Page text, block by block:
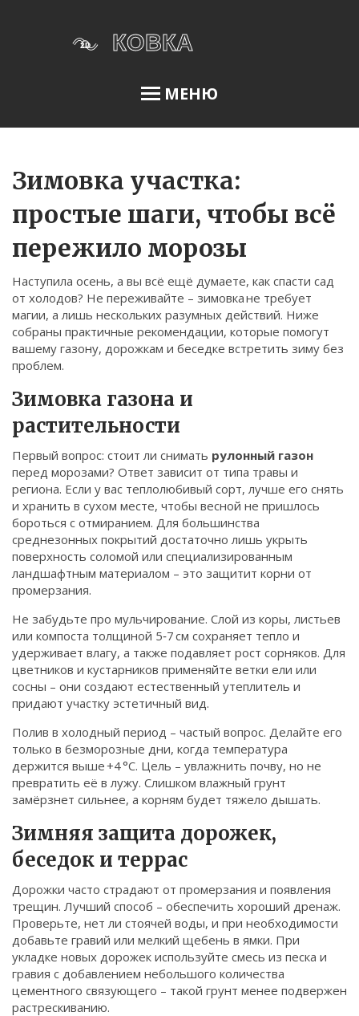
МЕНЮ
Меню
О нас
Условия использования
Политика конфиденциальности
ФЗ-152
Связаться
© 2026. Все права защищены.
Зимовка участка:
простые шаги, чтобы всё
пережило морозы
Наступила осень, а вы всё ещё думаете, как спасти сад
от холодов? Не переживайте – зимовка не требует
магии, а лишь нескольких разумных действий. Ниже
собраны практичные рекомендации, которые помогут
вашему газону, дорожкам и беседке встретить зиму без
проблем.
Зимовка газона и
растительности
Первый вопрос: стоит ли снимать рулонный газон
перед морозами? Ответ зависит от типа травы и
региона. Если у вас теплолюбивый сорт, лучше его снять
и хранить в сухом месте, чтобы весной не пришлось
бороться с отмиранием. Для большинства
среднезонных покрытий достаточно лишь укрыть
поверхность соломой или специализированным
ландшафтным материалом – это защитит корни от
промерзания.
Не забудьте про мульчирование. Слой из коры, листьев
или компоста толщиной 5‑7 см сохраняет тепло и
удерживает влагу, а также подавляет рост сорняков. Для
цветников и кустарников применяйте ветки ели или
сосны – они создают естественный утеплитель и
придают участку эстетичный вид.
Полив в холодный период – частый вопрос. Делайте его
только в безморозные дни, когда температура
держится выше +4 °C. Цель – увлажнить почву, но не
превратить её в лужу. Слишком влажный грунт
замёрзнет сильнее, а корням будет тяжело дышать.
Зимняя защита дорожек,
беседок и террас
Дорожки часто страдают от промерзания и появления
трещин. Лучший способ – обеспечить хороший дренаж.
Проверьте, нет ли стоячей воды, и при необходимости
добавьте гравий или мелкий щебень в ямки. При
укладке новых дорожек используйте смесь из песка и
гравия с добавлением небольшого количества
цементного связующего – такой грунт менее подвержен
растрескиванию.